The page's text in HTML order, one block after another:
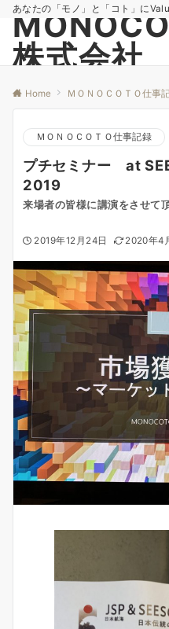
あなたの「モノ」と「コト」に
株式会社
Home ＭＯＮＯＣＯＴＯ仕事
ＭＯＮＯＣＯＴＯ仕事記録
プチセミナー at
2019
来場者の皆様に講演をさせて
2019年12月24日 2020年4